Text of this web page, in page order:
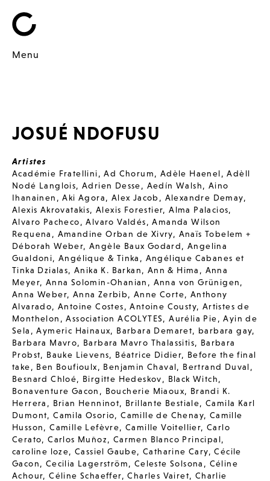
Menu
JOSUÉ NDOFUSU
Artistes
Académie Fratellini,Ad Chorum, Adèle Haenel,Adèll
Nodé Langlois,Adrien Desse, Aedín Walsh, Aino
Ihanainen ,Aki Agora, Alex Jacob , Alexandre Demay,
Alexis Akrovatakis,Alexis Forestier,Alma Palacios,
Alvaro Pacheco,Alvaro Valdés,Amanda Wilson
Requena , Amandine Orban de Xivry, Anaïs Tobelem +
Déborah Weber,Angèle Baux Godard,Angelina
Gualdoni,Angélique & Tinka , Angélique Cabanes et
Tinka Dzialas,Anika K. Barkan, Ann & Hima , Anna
Meyer, Anna Solomin-Ohanian , Anna von Grünigen,
Anna Weber, Anna Zerbib,Anne Corte, Anthony
Alvarado,Antoine Costes,Antoine Cousty, Artistes de
Monthelon ,Association ACOLYTES,Aurélia Pie,Ayin de
Sela ,Aymeric Hainaux, Barbara Demaret, barbara gay,
Barbara Mavro, Barbara Mavro Thalassitis, Barbara
Probst, Bauke Lievens, Béatrice Didier, Before the final
take, Ben Boufioulx, Benjamin Chaval, Bertrand Duval,
Besnard Chloé, Birgitte Hedeskov, Black Witch,
Bonaventure Gacon , Boucherie Miaoux, Brandi K.
Herrera , Brian Henninot, Brillante Bestiale,Camila Karl
Dumont,Camila Osorio,Camille de Chenay, Camille
Husson,Camille Lefèvre,Camille Voitellier,Carlo
Cerato,Carlos Muñoz, Carmen Blanco Principal,
caroline loze,Cassiel Gaube,Catharine Cary,Cécile
Gacon, Cecilia Lagerström, Celeste Solsona , Céline
Achour,Céline Schaeffer,Charles Vairet, Charlie